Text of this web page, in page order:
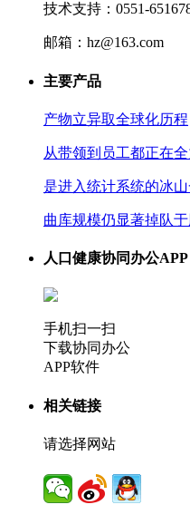
技术支持：0551-
邮箱：hz@163.com
主要产品
产物立异取全球化历程
从带领到员工都正在
是进入统计系统的冰山
曲库规模仍显著掉队
人口健康协同办公APP
手机扫一扫
下载协同办公
APP软件
相关链接
请选择网站